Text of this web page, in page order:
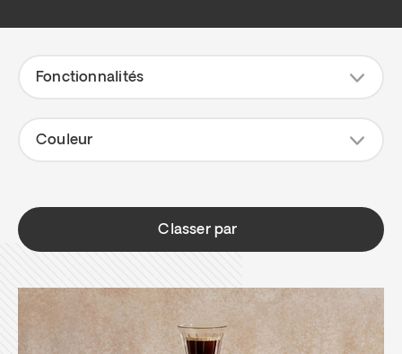
Fonctionnalités
Couleur
Classer par
27